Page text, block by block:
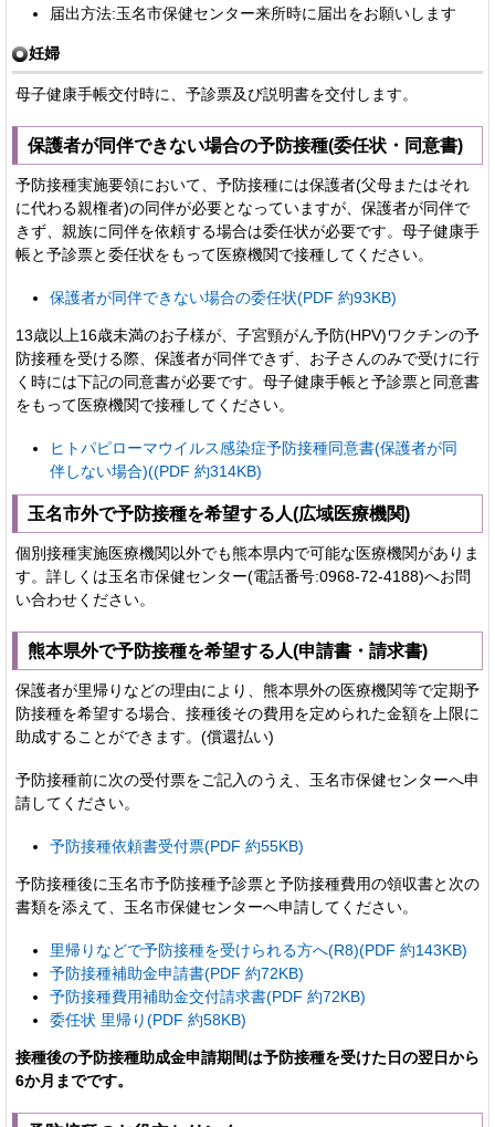
届出方法:玉名市保健センター来所時に届出をお願いします
妊婦
母子健康手帳交付時に、予診票及び説明書を交付します。
保護者が同伴できない場合の予防接種(委任状・同意書)
予防接種実施要領において、予防接種には保護者(父母またはそれ
に代わる親権者)の同伴が必要となっていますが、保護者が同伴で
きず、親族に同伴を依頼する場合は委任状が必要です。母子健康手
帳と予診票と委任状をもって医療機関で接種してください。
保護者が同伴できない場合の委任状(PDF 約93KB)
13歳以上16歳未満のお子様が、子宮頸がん予防(HPV)ワクチンの予
防接種を受ける際、保護者が同伴できず、お子さんのみで受けに行
く時には下記の同意書が必要です。母子健康手帳と予診票と同意書
をもって医療機関で接種してください。
ヒトパピローマウイルス感染症予防接種同意書(保護者が同
伴しない場合)((PDF 約314KB)
玉名市外で予防接種を希望する人(広域医療機関)
個別接種実施医療機関以外でも熊本県内で可能な医療機関がありま
す。詳しくは玉名市保健センター(電話番号:0968-72-4188)へお問
い合わせください。
熊本県外で予防接種を希望する人(申請書・請求書)
保護者が里帰りなどの理由により、熊本県外の医療機関等で定期予
防接種を希望する場合、接種後その費用を定められた金額を上限に
助成することができます。(償還払い)
予防接種前に次の受付票をご記入のうえ、玉名市保健センターへ申
請してください。
予防接種依頼書受付票(PDF 約55KB)
予防接種後に玉名市予防接種予診票と予防接種費用の領収書と次の
書類を添えて、玉名市保健センターへ申請してください。
里帰りなどで予防接種を受けられる方へ(R8)(PDF 約143KB)
予防接種補助金申請書(PDF 約72KB)
予防接種費用補助金交付請求書(PDF 約72KB)
委任状 里帰り(PDF 約58KB)
接種後の予防接種助成金申請期間は予防接種を受けた日の翌日から
6か月までです。